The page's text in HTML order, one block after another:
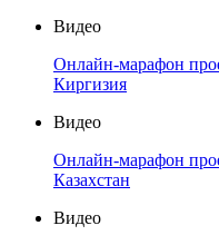
Видео
Онлайн-марафон
Киргизия
Видео
Онлайн-марафон
Казахстан
Видео